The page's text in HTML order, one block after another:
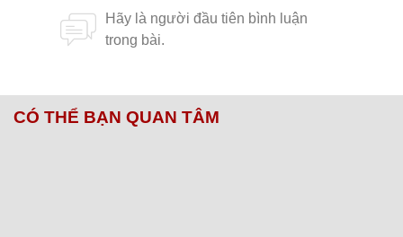
CÓ THỂ BẠN QUAN TÂM